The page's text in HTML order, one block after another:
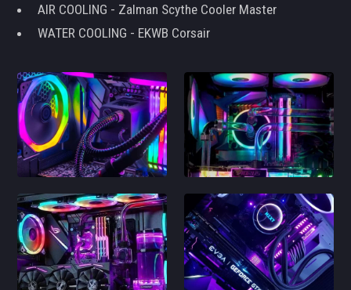
AIR COOLING - Zalman Scythe Cooler Master
WATER COOLING - EKWB Corsair